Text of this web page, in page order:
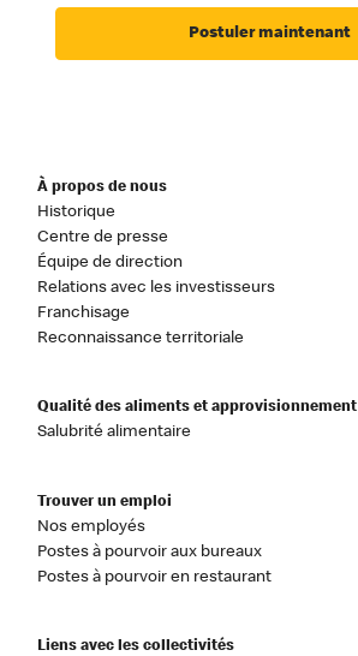
Postuler maintenant
À propos de nous
Historique
Centre de presse
Équipe de direction
Relations avec les investisseurs
Franchisage
Reconnaissance territoriale
Qualité des aliments et approvisionnement
Salubrité alimentaire
Trouver un emploi
Nos employés
Postes à pourvoir aux bureaux
Postes à pourvoir en restaurant
Liens avec les collectivités